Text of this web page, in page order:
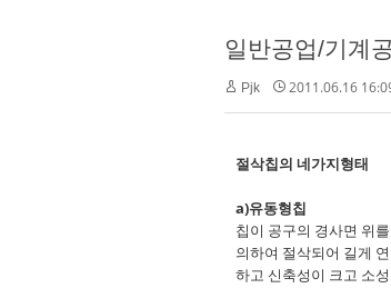
일반공업/기계
Pjk 2011.06.16
절삭칩의 네가지형태
a)유동형칩
칩이 공구의 경사면 위
의하여 절삭되어 길게
하고 신축성이 크고 소